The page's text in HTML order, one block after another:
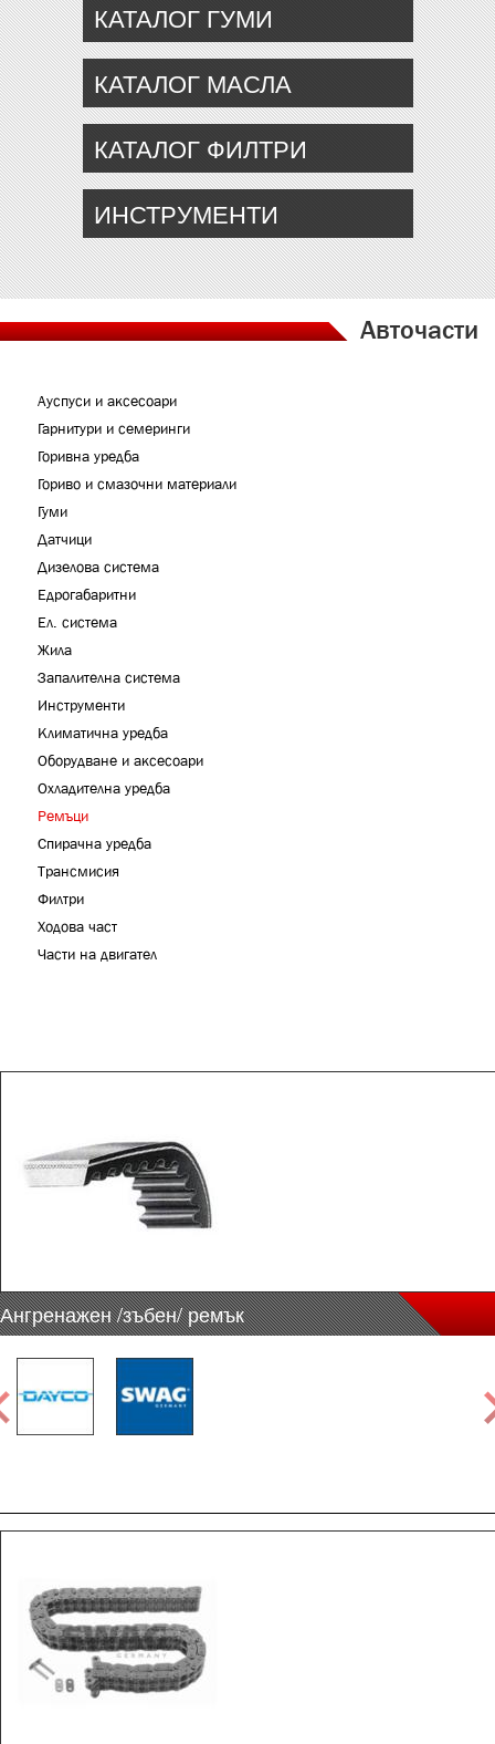
КАТАЛОГ ГУМИ
КАТАЛОГ МАСЛА
КАТАЛОГ ФИЛТРИ
ИНСТРУМЕНТИ
Авточасти
Ауспуси и аксесоари
Гарнитури и семеринги
Горивна уредба
Гориво и смазочни материали
Гуми
Датчици
Дизелова система
Едрогабаритни
Ел. система
Жила
Запалителна система
Инструменти
Климатична уредба
Оборудване и аксесоари
Охладителна уредба
Ремъци
Спирачна уредба
Трансмисия
Филтри
Ходова част
Части на двигател
Ангренажен /зъбен/ ремък